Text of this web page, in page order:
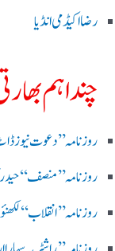
رضا اکیڈمی انڈیا
چند اہم
روز نامہ ’’ دعوت نیوز
روزنامہ ’’ منصف‘‘
روزنامہ ’’ انقلاب‘‘ لکھنؤ